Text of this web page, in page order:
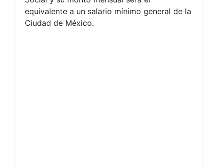
equivalente a un salario mínimo general de la
Ciudad de México.